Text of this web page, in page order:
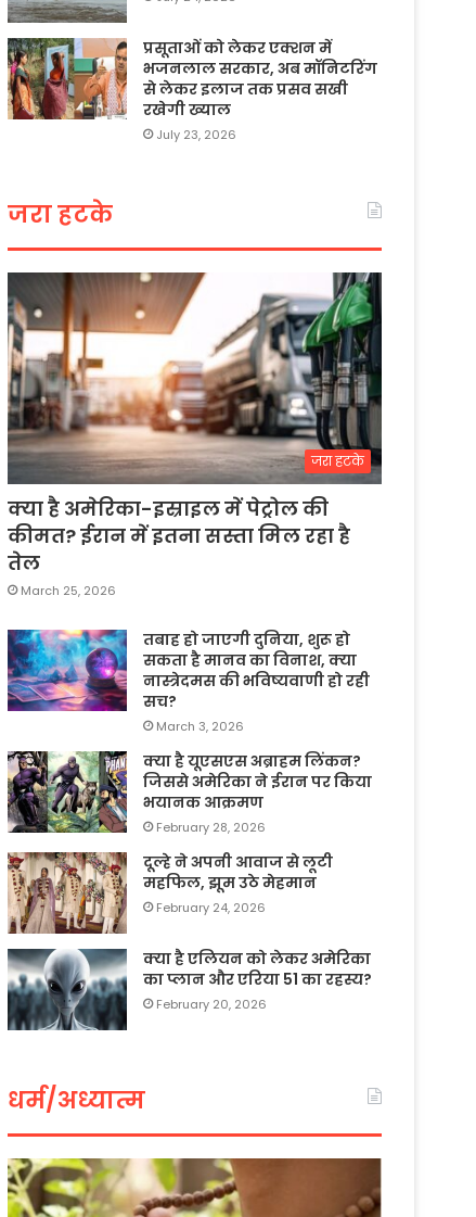
प्रसूताओं को लेकर एक्शन में
भजनलाल सरकार, अब मॉनिटरिंग
से लेकर इलाज तक प्रसव सखी
रखेगी ख्याल
July 23, 2026
जरा हटके
जरा हटके
क्या है अमेरिका-इस्राइल में पेट्रोल की
कीमत? ईरान में इतना सस्ता मिल रहा है
तेल
March 25, 2026
तबाह हो जाएगी दुनिया, शुरू हो
सकता है मानव का विनाश, क्या
नास्त्रेदमस की भविष्यवाणी हो रही
सच?
March 3, 2026
क्या है यूएसएस अब्राहम लिंकन?
जिससे अमेरिका ने ईरान पर किया
भयानक आक्रमण
February 28, 2026
दूल्हे ने अपनी आवाज से लूटी
महफिल, झूम उठे मेहमान
February 24, 2026
क्या है एलियन को लेकर अमेरिका
का प्लान और एरिया 51 का रहस्य?
February 20, 2026
धर्म/अध्यात्म